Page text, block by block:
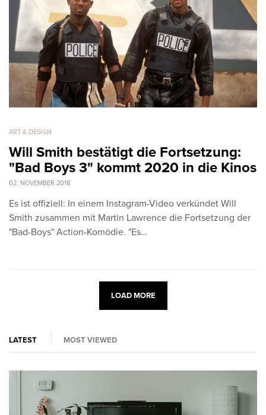
ART & DESIGN
Will Smith bestätigt die Fortsetzung:
"Bad Boys 3" kommt 2020 in die Kinos
02. NOVEMBER 2018
Es ist offiziell: In einem Instagram-Video verkündet Will
Smith zusammen mit Martin Lawrence die Fortsetzung der
"Bad-Boys" Action-Komödie. "Es…
LOAD MORE
LATEST MOST VIEWED